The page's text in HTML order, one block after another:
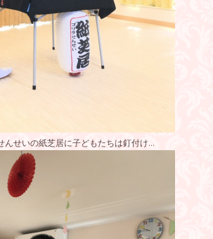
んせいの紙芝居に子どもたちは釘付け…